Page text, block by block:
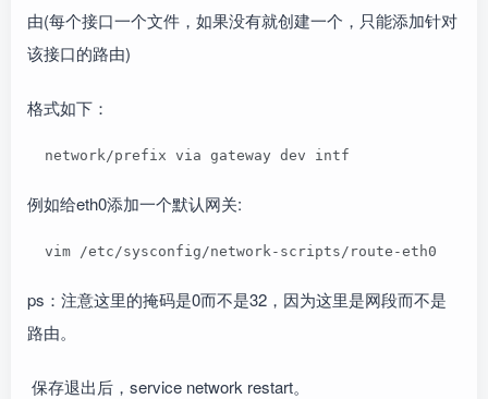
由(每个接口一个文件，如果没有就创建一个，只能添加针对
该接口的路由)
格式如下：
  network/prefix via gateway dev intf
例如给eth0添加一个默认网关:
vim /etc/sysconfig/network-scripts/route-eth0
ps：注意这里的掩码是0而不是32，因为这里是网段而不是
路由。
保存退出后，service network restart。